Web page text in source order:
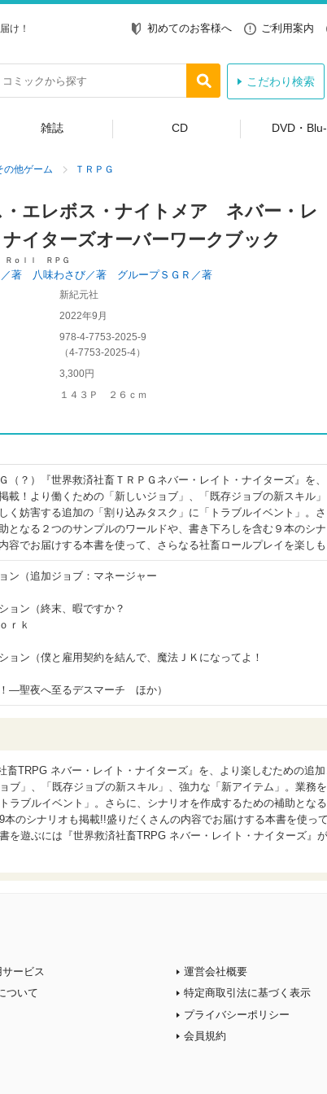
け！ 初めてのお客様へ ご利用案内
こだわり検索
雑誌 CD DVD・
の他ゲーム ＴＲＰＧ
・エレボス・ナイトメア ネバー・レ
イターズオーバーワークブック
ｏｌｌ ＲＰＧ
／著 八味わさび／著 グループＳＧＲ／著
新紀元社
2022年9月
978-4-7753-2025-9
（4-7753-2025-4）
3,300円
１４３Ｐ ２６ｃｍ
（？）『世界救済社畜ＴＲＰＧネバー・レイト・ナイターズ』を
載！より働くための「新しいジョブ」、「既存ジョブの新スキル
く妨害する追加の「割り込みタスク」に「トラブルイベント」。
となる２つのサンプルのワールドや、書き下ろしを含む９本のシ
容でお届けする本書を使って、さらなる社畜ロールプレイを楽しも
（追加ジョブ：マネージャー
ン（終末、暇ですか？
ｒｋ
ン（僕と雇用契約を結んで、魔法ＪＫになってよ！
―聖夜へ至るデスマーチ ほか）
畜TRPG ネバー・レイト・ナイターズ』を、より楽しむための追
ブ」、「既存ジョブの新スキル」、強力な「新アイテム」。業務を
ラブルイベント」。さらに、シナリオを作成するための補助とな
のシナリオも掲載!!盛りだくさんの内容でお届けする本書を使っ
を遊ぶには『世界救済社畜TRPG ネバー・レイト・ナイターズ』
ービス
ついて
運営会社概要
特定商取引法に基づく表示
プライバシーポリシー
会員規約